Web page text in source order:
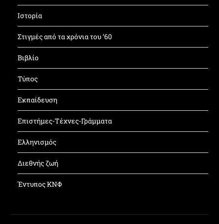
Ιστορία
Στιγμές από τα χρόνια του ’60
Βιβλίο
Τύπος
Εκπαίδευση
Επιστήμες-Τέχνες-Γράμματα
Ελληνισμός
Διεθνής ζωή
Έντυπος ΚΝΦ